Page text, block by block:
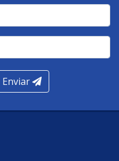
gestão, oferta /
de negócios,
e cobertura e
as categorias totalizam
Enviar